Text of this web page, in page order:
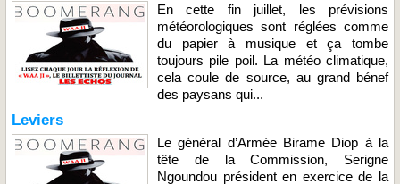
En cette fin juillet, les prévisions
météorologiques sont réglées comme
du papier à musique et ça tombe
toujours pile poil. La météo climatique,
cela coule de source, au grand bénef
des paysans qui...
Leviers
Le général d’Armée Birame Diop à la
tête de la Commission, Serigne
Ngoundou président en exercice de la